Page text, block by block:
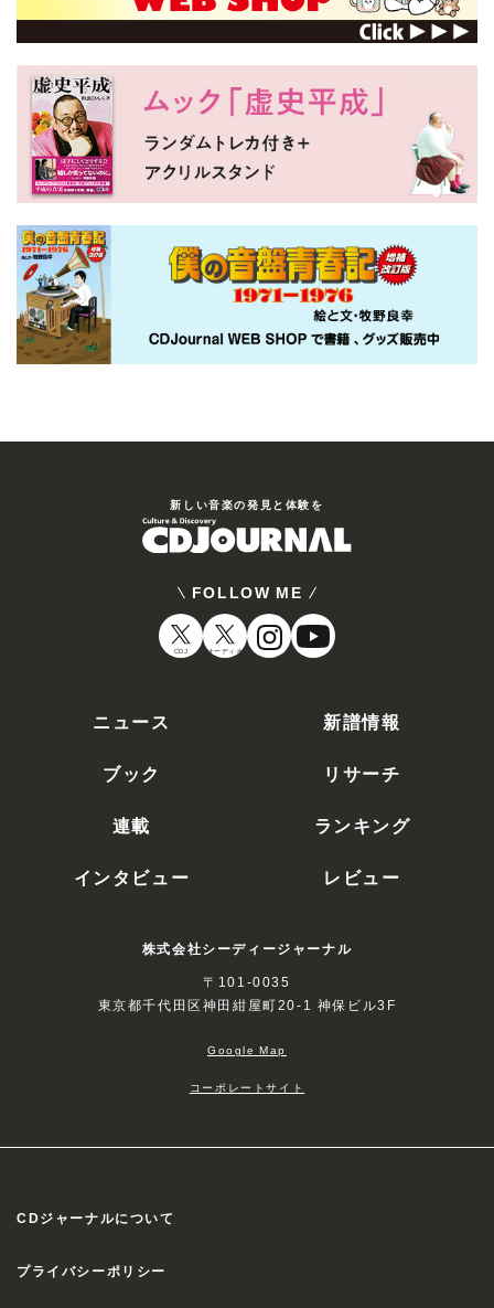
新しい⾳楽の発⾒と体験を
FOLLOW ME
CDJ オーディオ
ニュース
新譜情報
ブック
リサーチ
連載
ランキング
インタビュー
レビュー
株式会社シーディージャーナル
〒101-0035
東京都千代田区神田紺屋町20-1 神保ビル3F
Google Map
コーポレートサイト
CDジャーナルについて
プライバシーポリシー